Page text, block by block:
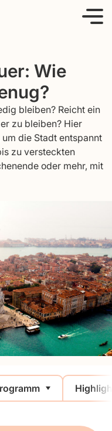
Wie
bleiben? Reicht ein
zu bleiben? Hier
die Stadt entspannt
zu versteckten
oder mehr, mit